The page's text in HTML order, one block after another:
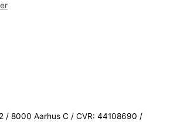
/ 8000 Aarhus C / CVR: 44108690 /